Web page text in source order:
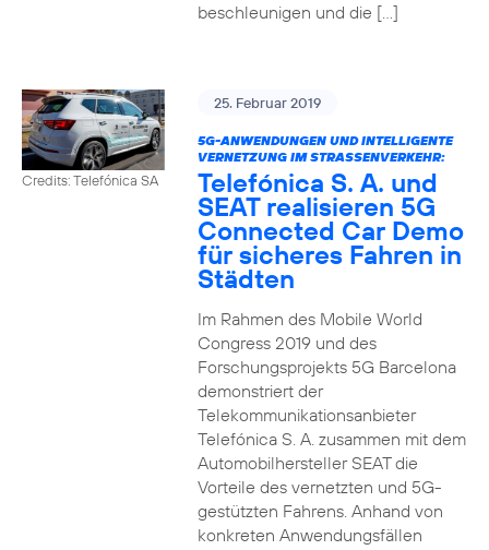
beschleunigen und die […]
Credits: Telefónica SA
25. Februar 2019
5G-ANWENDUNGEN UND INTELLIGENTE
VERNETZUNG IM STRASSENVERKEHR:
Telefónica S. A. und
SEAT realisieren 5G
Connected Car Demo
für sicheres Fahren in
Städten
Im Rahmen des Mobile World
Congress 2019 und des
Forschungsprojekts 5G Barcelona
demonstriert der
Telekommunikationsanbieter
Telefónica S. A. zusammen mit dem
Automobilhersteller SEAT die
Vorteile des vernetzten und 5G-
gestützten Fahrens. Anhand von
konkreten Anwendungsfällen